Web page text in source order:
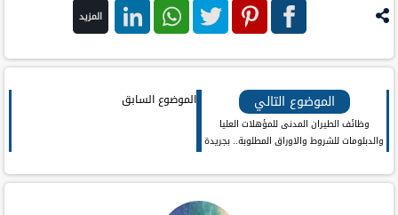
بوك
المزيد
الموضوع التالي
وظائف الطيران المدنى للمؤهلات العليا
والدبلومات للشروط والاوراق المطلوبة.. بجريدة
الموضوع السابق